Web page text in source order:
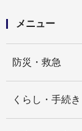
メニュー
防災・救急
くらし・手続き